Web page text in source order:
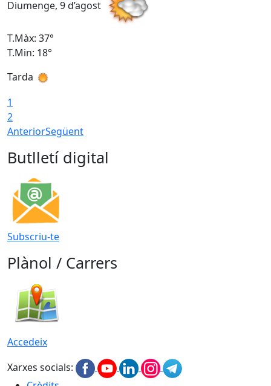
Diumenge, 9 d’agost
T.Màx: 37°
T.Min: 18°
Tarda
1
2
AnteriorSegüent
Butlletí digital
Subscriu-te
Plànol / Carrers
Accedeix
Xarxes socials: